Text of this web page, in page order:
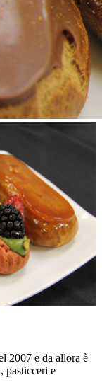
2007 e da allora è
pasticceri e